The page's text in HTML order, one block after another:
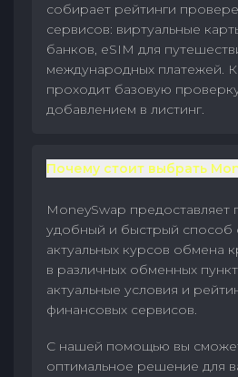
собирает рейтинги
сервисов: виртуальные
банков, eSIM для
международных платежей.
проходит базовую
добавлением в листинг.
Почему стоит выбрать
MoneySwap предоставляет
удобный и быстрый способ
актуальных курсов обмена
в различных обменных
актуальные условия и
финансовых сервисов.
С нашей помощью вы
оптимальное решение для